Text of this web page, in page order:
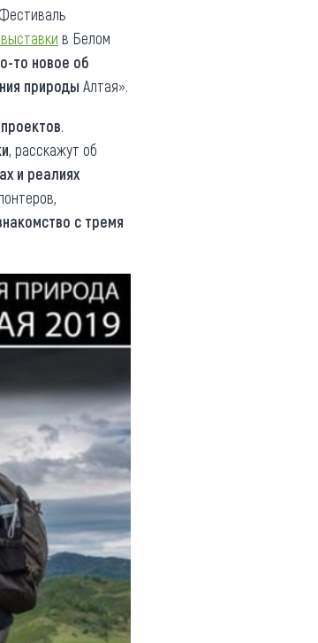
Блог путешественника
Видеогалерея
Фотогалерея
в Белом
то новое об
природы Алтая».
.
, расскажут об
и реалиях
с тремя